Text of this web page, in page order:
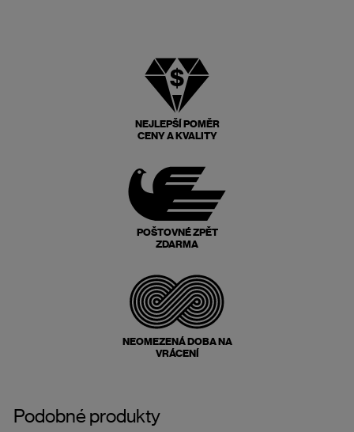
NEJLEPŠÍ POMĚR
CENY A KVALITY
POŠTOVNÉ ZPĚT
ZDARMA
NEOMEZENÁ DOBA NA
VRÁCENÍ
Podobné produkty